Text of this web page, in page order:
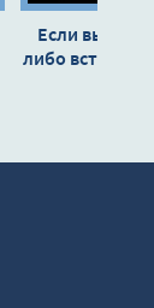
Если вы
либо